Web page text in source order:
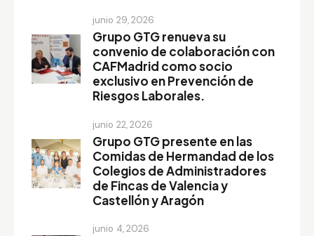
junio 29, 2026
Grupo GTG renueva su
convenio de colaboración con
CAFMadrid como socio
exclusivo en Prevención de
Riesgos Laborales.
junio 22, 2026
Grupo GTG presente en las
Comidas de Hermandad de los
Colegios de Administradores
de Fincas de Valencia y
Castellón y Aragón
junio 4, 2026